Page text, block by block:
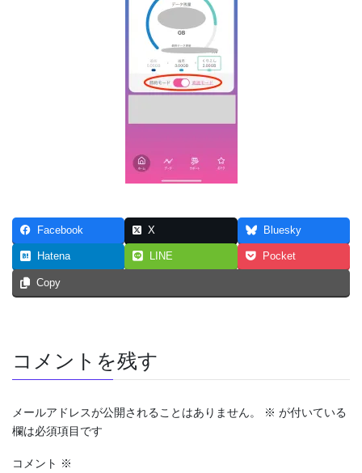
Facebook X Bluesky
Hatena LINE Pocket
Copy
コメントを残す
メールアドレスが公開されることはありません。 ※ が付いている
欄は必須項目です
コメント ※